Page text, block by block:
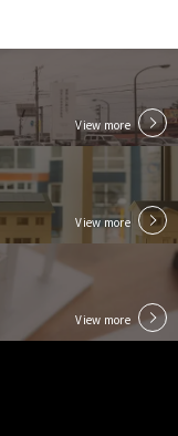
View more
View more
View more